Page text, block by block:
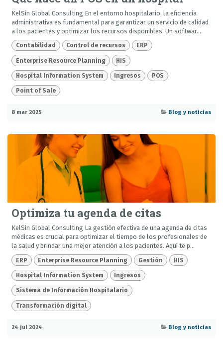
KelSin Global Consulting En el entorno hospitalario, la eficiencia
administrativa es fundamental para garantizar un servicio de calidad
a los pacientes y optimizar los recursos disponibles. Un softwar...
Contabilidad Control de recursos ERP
Enterprise Resource Planning HIS
Hospital Information System Ingresos POS
Point of Sale
8 mar 2025 Blog y noticias
Optimiza tu agenda de citas
KelSin Global Consulting La gestión efectiva de una agenda de citas
médicas es crucial para optimizar el tiempo de los profesionales de
la salud y brindar una mejor atención a los pacientes. Aquí te p...
ERP Enterprise Resource Planning Gestión HIS
Hospital Information System Ingresos
Sistema de Información Hospitalario
Transformación digital
24 jul 2024 Blog y noticias